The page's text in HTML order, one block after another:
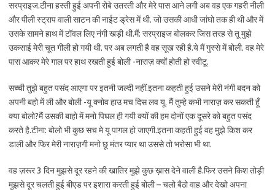
सरप्राइज.टीना हस्ती हुई अपनी रोबे उतरती और मेरे पास आने लगी अब वह एक गहरी नीली
और पीली स्ट्राप वाली साटन की नाईट ड्रेस में थी. जो उसकी आधी जांघो तक ही थी और में
उसके सामने हाथ में टॉवल लिए नंगी खड़ी थी.मैं: सरप्राइज बोलकर जिस तरह से तू मुझे
उकसाई मेरी चूत गीली हो गयी थी. पर अब लगती है वह सूख रही है.ये मैं गुस्से में बोली. वह मेरे
पास आकर मेरे गाल पर हाथ रखती हुई बोली -नाराज़ क्यों होती हो स्वीटू.
सच्ची तुझे बहुत पसंद आएगा पर इतनी जल्दी नहीं.इतना कहती हुई उसने मेरी नंगी बदन को
अपनी बहो में ली और बोली -यू क्नोव हाउ मच दिस लव यू. मैं तुम्हे कभी नाराज़ कर सकती हूँ
क्या बोलो?मैं उसकी बाहो में मनो पिघल ही गयी क्यों की हम दोनों एक दूसरे को बहुत पसंद
करते है.टीना: बोलो भी कुछ सच मे यू पागल हो जाएगी.इतना कहती हुई वह मुझे किश कर
डाली और फिर मेरी नाराज़गी मनो छू मंतर प्यार था उससे तो भरोसा भी था.
वह ज़रूर 3 दिन मुझसे दूर रहने की खातिर मुझे कुछ ख़ास देने वाली है.फिर उसने किश तोड़ी
मुझसे दूर चलती हुई बीएड पर इशारा करती हुई बोली – चलो बैठो वाह और देखो अपना